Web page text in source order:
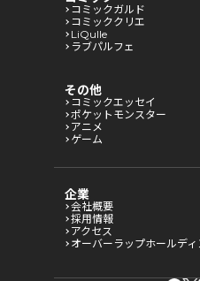
コミックガルド
コミッククリエ
LiQulle
ラブパルフェ
その他
コミックエッセイ
ポケットモンスター
アニメ
ゲーム
企業
会社概要
採用情報
アクセス
オーバーラップホールディ